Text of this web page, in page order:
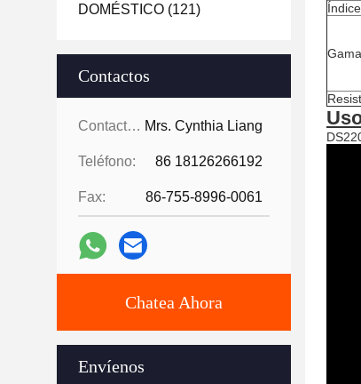
DOMÉSTICO (121)
Contactos
Contactos: Mrs. Cynthia Liang
Teléfono: 86 18126266192
Fax: 86-755-8996-0061
Chatea Ahora
Envíenos